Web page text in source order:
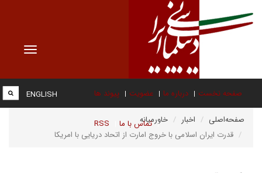
Toggle
صفحه نخست درباره ما عضویت پیوند ها
تماس با ما RSS
ENGLISH
صفحه‌اصلی اخبار
خاورمیانه
قدرت ایران اسلامی با خروج امارت از اتحاد دریایی با امریکا